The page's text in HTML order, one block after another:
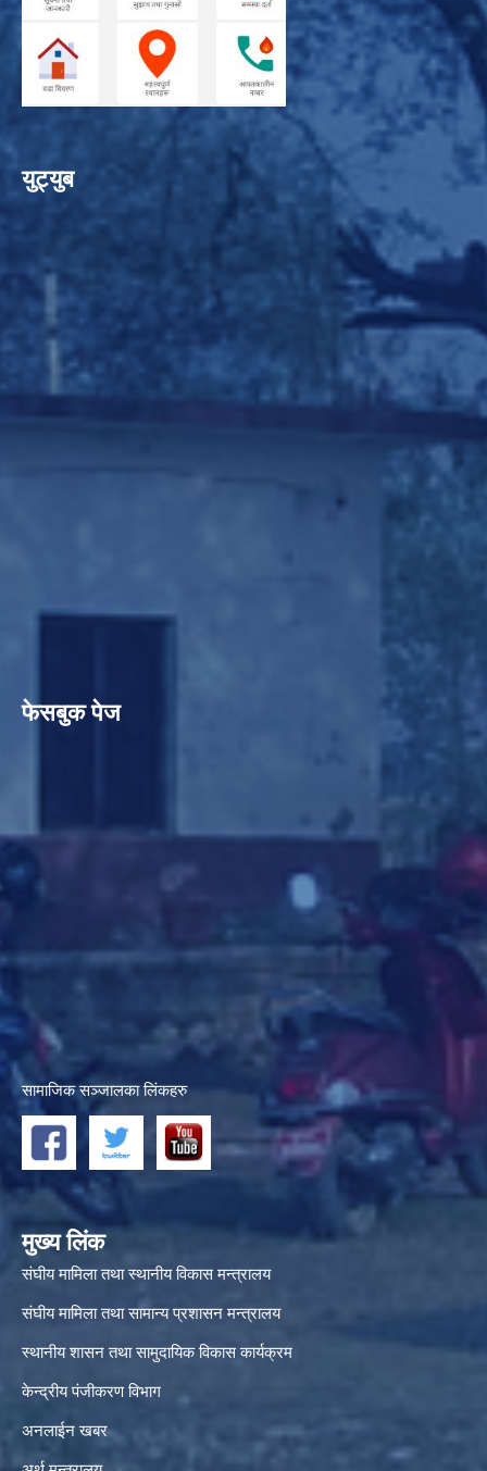
युट्युब
फेसबुक पेज
सामाजिक सञ्जालका लिंकहरु
मुख्य लिंक
संघीय मामिला तथा स्थानीय विकास मन्त्रालय
संघीय मामिला तथा सामान्य प्रशासन मन्त्रालय
स्थानीय शासन तथा सामुदायिक विकास कार्यक्रम
केन्द्रीय पंजीकरण विभाग
अनलाईन खबर